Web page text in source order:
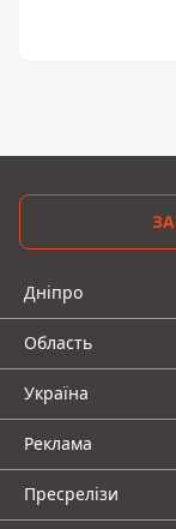
Дніпро
Область
Україна
Реклама
Пресрелізи